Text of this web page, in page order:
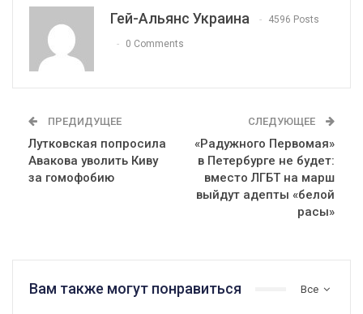
Гей-Альянс Украина 4596 Posts
0 Comments
ПРЕДИДУЩЕЕ
Лутковская попросила
Авакова уволить Киву
за гомофобию
СЛЕДУЮЩЕЕ
«Радужного Первомая»
в Петербурге не будет:
вместо ЛГБТ на марш
выйдут адепты «белой
расы»
Все
Вам также могут понравиться